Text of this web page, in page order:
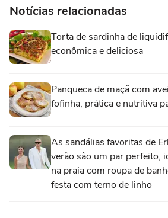
Notícias relacionadas
Torta de sardinha de
econômica e deliciosa
Panqueca de maçã com
fofinha, prática e nutritiva
As sandálias favoritas de
verão são um par perfeito,
na praia com roupa de
festa com terno de linho